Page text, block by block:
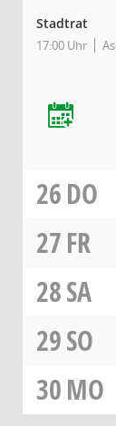
Stadtrat
17:00 Uhr
26DO
27FR
28SA
29SO
30MO